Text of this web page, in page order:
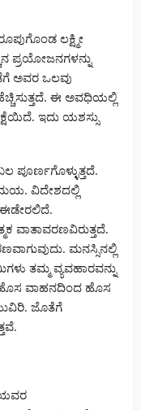
ಲಕ್ಷ್ಮೀ
ಪ್ರಯೋಜನಗಳನ್ನು
ಅವರ ಒಲವು
ಈ ಅವಧಿಯಲ್ಲಿ
ಇದು ಯಶಸ್ಸು
ಪೂರ್ಣಗೊಳ್ಳುತ್ತದೆ.
ವಿದೇಶದಲ್ಲಿ
ವಾತಾವರಣವಿರುತ್ತದೆ.
ಮನಸ್ಸಿನಲ್ಲಿ
ತಮ್ಮ ವ್ಯವಹಾರವನ್ನು
ಹೊಸ ವಾಹನದಿಂದ ಹೊಸ
ಜೊತೆಗೆ